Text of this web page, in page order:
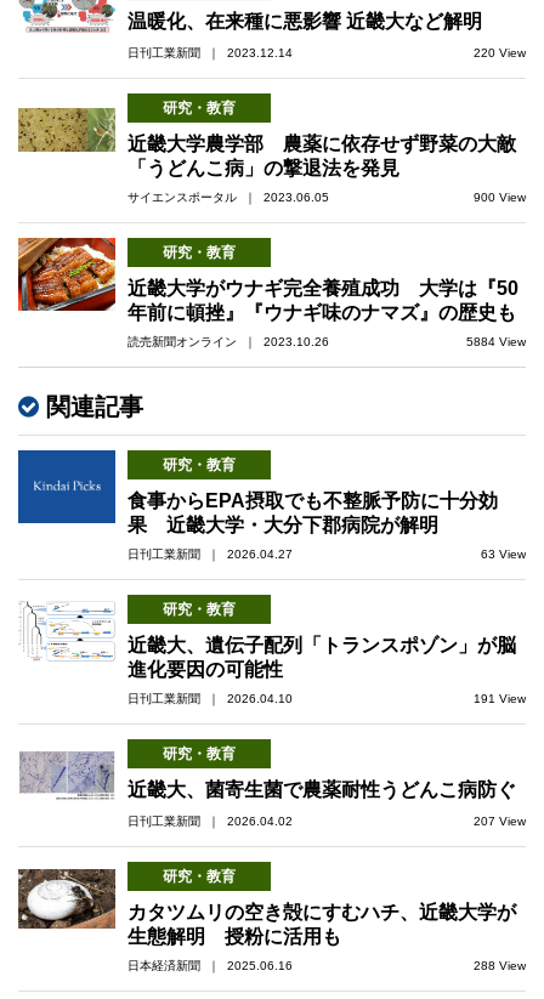
温暖化、在来種に悪影響 近畿大など解明
日刊工業新聞 ｜ 2023.12.14 220 View
研究・教育
近畿大学農学部 農薬に依存せず野菜の大敵
「うどんこ病」の撃退法を発見
サイエンスポータル ｜ 2023.06.05 900 View
研究・教育
近畿大学がウナギ完全養殖成功 大学は『50
年前に頓挫』『ウナギ味のナマズ』の歴史も
読売新聞オンライン ｜ 2023.10.26 5884 View
関連記事
研究・教育
食事からEPA摂取でも不整脈予防に十分効
果 近畿大学・大分下郡病院が解明
日刊工業新聞 ｜ 2026.04.27 63 View
研究・教育
近畿大、遺伝子配列「トランスポゾン」が脳
進化要因の可能性
日刊工業新聞 ｜ 2026.04.10 191 View
研究・教育
近畿大、菌寄生菌で農薬耐性うどんこ病防ぐ
日刊工業新聞 ｜ 2026.04.02 207 View
研究・教育
カタツムリの空き殻にすむハチ、近畿大学が
生態解明 授粉に活用も
日本経済新聞 ｜ 2025.06.16 288 View